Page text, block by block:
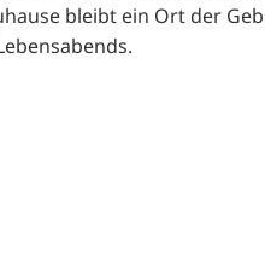
bleibt ein Ort der